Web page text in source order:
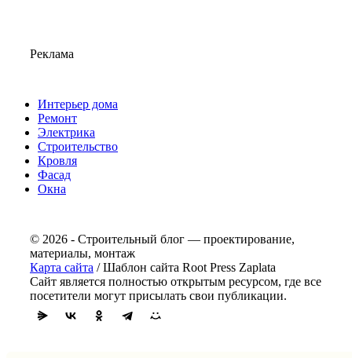
Реклама
Интерьер дома
Ремонт
Электрика
Строительство
Кровля
Фасад
Окна
© 2026 - Строительный блог — проектирование,
материалы, монтаж
Карта сайта / Шаблон сайта Root Press Zaplata
Сайт является полностью открытым ресурсом, где все
посетители могут присылать свои публикации.